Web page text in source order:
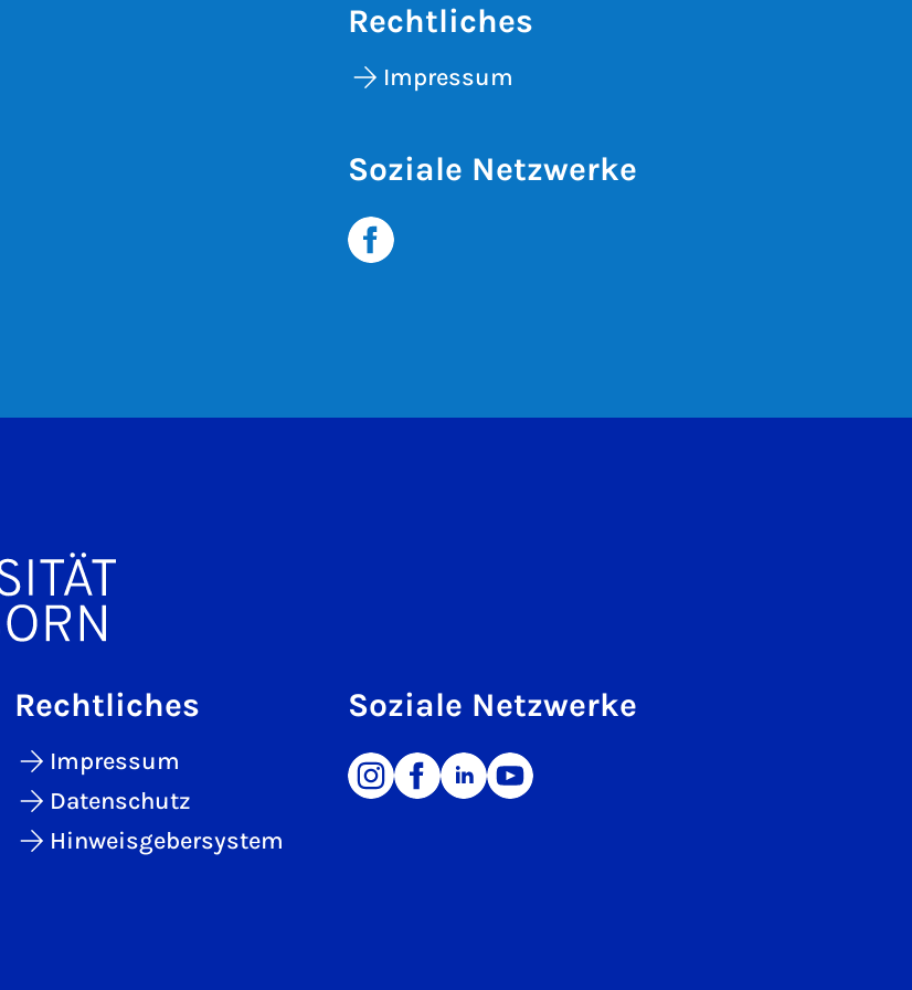
Rechtliches
Impressum
Soziale Netzwerke
Rechtliches
Impressum
Datenschutz
Hinweisgebersystem
Soziale Netzwerke